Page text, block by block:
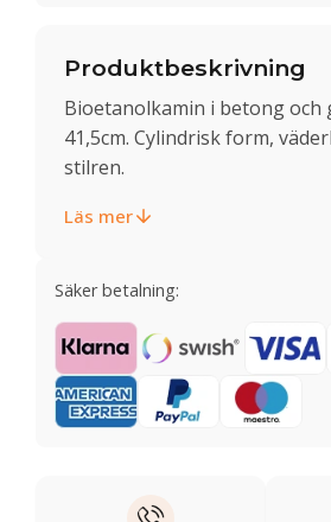
Produktbeskrivning
Bioetanolkamin i betong och
41,5cm. Cylindrisk form,
stilren.
Läs mer
Säker betalning: